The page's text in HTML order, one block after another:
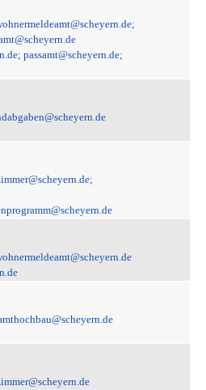
passamt@scheyern.de;